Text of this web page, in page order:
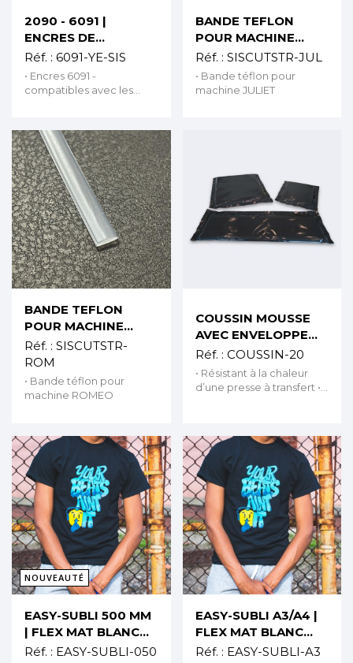
Aperçu rapide
2090 - 6091 |
ENCRES DE
SUBLIMATION POUR
CONFIGURATION
SISER
Réf. : 6091-YE-SIS
• Encres 6091 -
compatibles avec les
- compatibles avec les
imprimantes SG400-A4 et
SG800-A3 • Pour la
configuration
d'imprimante SISER
Aperçu rapide
BANDE TEFLON
POUR MACHINE
JULIET
Réf. : SISCUTSTR-JUL
• Bande téflon pour
machine JULIET
Aperçu rapide
BANDE TEFLON
POUR MACHINE
ROMEO
Réf. : SISCUTSTR-
ROM
• Bande téflon pour
machine ROMEO
COUSSIN MOUSSE
AVEC ENVELOPPE
ANTI-ADHÉSIVE
Réf. : COUSSIN-20
• Résistant à la chaleur
d’une presse à transfert •
NOUVEAUTÉ
Aperçu rapide
EASY-SUBLI 500 MM
| FLEX MAT BLANC
IMPRIMABLE ENCRES
Réf. : EASY-SUBLI-050
Aperçu rapide
EASY-SUBLI A3/A4 |
FLEX MAT BLANC
IMPRIMABLE ENCRES
Réf. : EASY-SUBLI-A3